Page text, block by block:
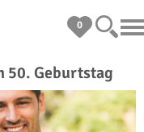
0
50. Geburtstag